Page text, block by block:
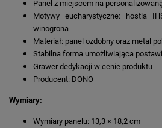
Panel z miejscem na
Motywy eucharystyczne: hostia
winogrona
Materiał: panel ozdobny oraz metal
Stabilna forma umożliwiająca
Grawer dedykacji w cenie produktu
Producent: DONO
Wymiary:
Wymiary panelu: 13,3 × 18,2 cm